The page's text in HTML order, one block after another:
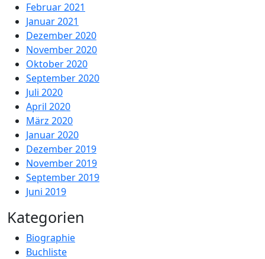
Februar 2021
Januar 2021
Dezember 2020
November 2020
Oktober 2020
September 2020
Juli 2020
April 2020
März 2020
Januar 2020
Dezember 2019
November 2019
September 2019
Juni 2019
Kategorien
Biographie
Buchliste